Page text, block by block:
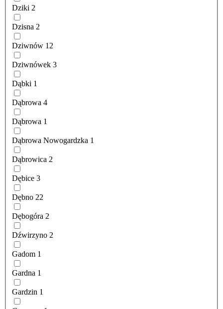
Dziki 2
Dzisna 2
Dziwnów 12
Dziwnówek 3
Dąbki 1
Dąbrowa 4
Dąbrowa 1
Dąbrowa Nowogardzka 1
Dąbrowica 2
Dębice 3
Dębno 22
Dębogóra 2
Dźwirzyno 2
Gadom 1
Gardna 1
Gardzin 1